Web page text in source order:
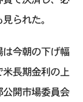
られた。
今朝の下げ幅
長期金利の上
開市場委員会